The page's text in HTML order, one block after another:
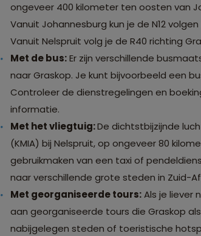
ongeveer 400 kilometer ten oosten van
Vanuit Johannesburg kun je de N12
Vanuit Nelspruit volg je de R40 richting
Met de bus:Er zijn verschillende
naar Graskop. Je kunt bijvoorbeeld een
Controleer de dienstregelingen en
informatie.
Met het vliegtuig:De dichtstbijzijnde
(KMIA) bij Nelspruit, op ongeveer 80
gebruikmaken van een taxi of
naar verschillende grote steden in Zuid-
Met georganiseerde tours:Als je liever
aan georganiseerde tours die Graskop
nabijgelegen steden of toeristische